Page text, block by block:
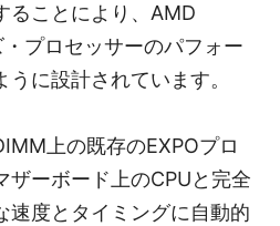
ることにより、AMD
プロセッサーのパフォー
に設計されています。
上の既存のEXPOプロ
ザーボード上のCPUと完全
速度とタイミングに自動的